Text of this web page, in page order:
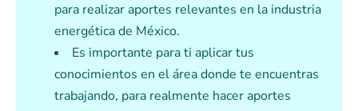
para realizar aportes relevantes en la industria
energética de México.
Es importante para ti aplicar tus
conocimientos en el área donde te encuentras
trabajando, para realmente hacer aportes